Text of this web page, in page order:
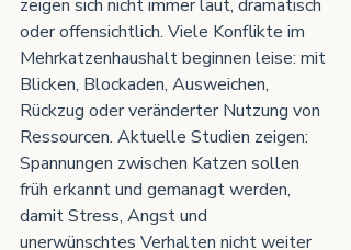
zeigen sich nicht immer laut, dramatisch
oder offensichtlich. Viele Konflikte im
Mehrkatzenhaushalt beginnen leise: mit
Blicken, Blockaden, Ausweichen,
Rückzug oder veränderter Nutzung von
Ressourcen. Aktuelle Studien zeigen:
Spannungen zwischen Katzen sollen
früh erkannt und gemanagt werden,
damit Stress, Angst und
unerwünschtes Verhalten nicht weiter